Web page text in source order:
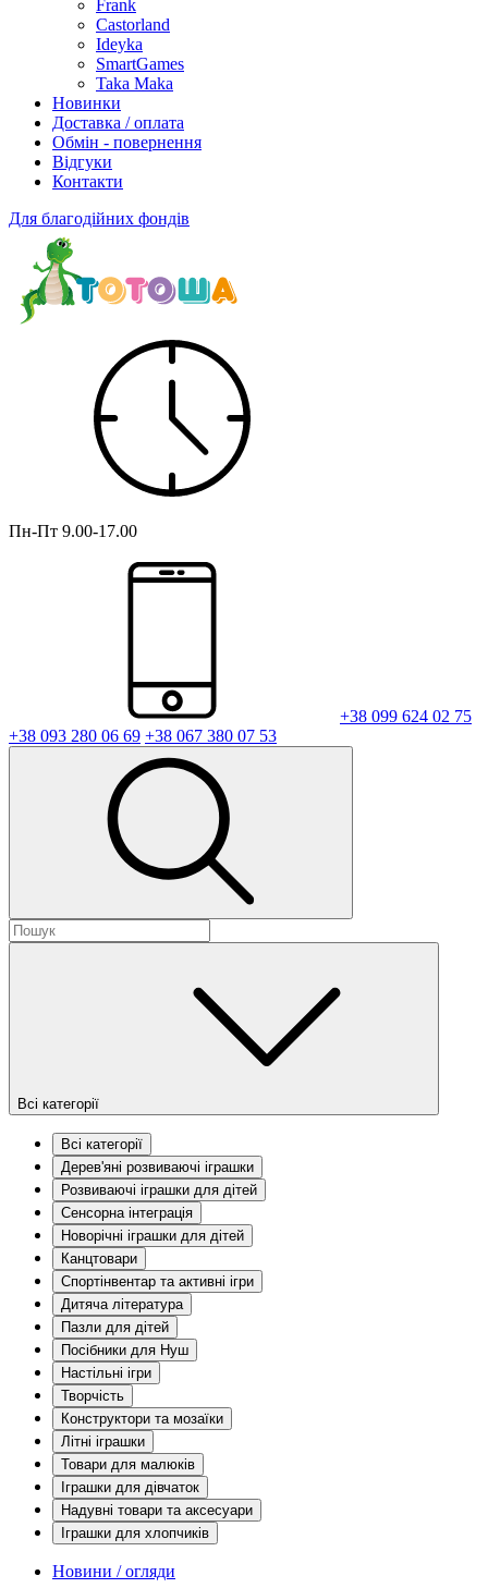
Frank
Castorland
Ideyka
SmartGames
Taka Maka
Новинки
Доставка / оплата
Обмін - повернення
Відгуки
Контакти
Для благодійних фондів
Пн-Пт 9.00-17.00
+38 099 624 02 75
+38 093 280 06 69 +38 067 380 07 53
Всі категорії
Всі категорії
Дерев'яні розвиваючі іграшки
Розвиваючі іграшки для дітей
Сенсорна інтеграція
Новорічні іграшки для дітей
Канцтовари
Спортінвентар та активні ігри
Дитяча література
Пазли для дітей
Посібники для Нуш
Настільні ігри
Творчість
Конструктори та мозаїки
Літні іграшки
Товари для малюків
Іграшки для дівчаток
Надувні товари та аксесуари
Іграшки для хлопчиків
Новини / огляди